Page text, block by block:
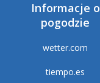
Informacje o
pogodzie
wetter.com
tiempo.es